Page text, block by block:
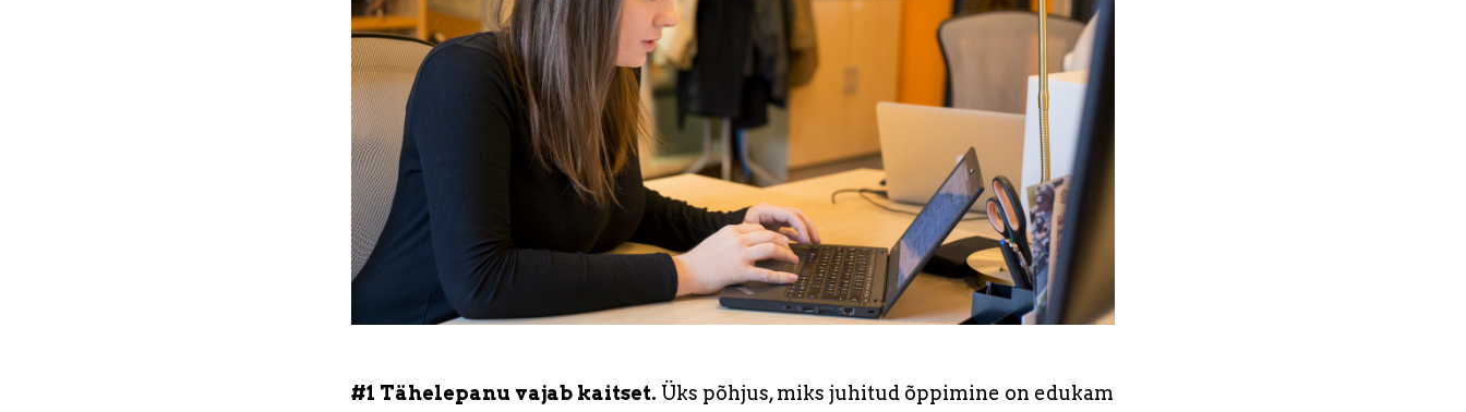
#1 Tähelepanu vajab kaitset. Üks põhjus, miks juhitud õppimine on edukam